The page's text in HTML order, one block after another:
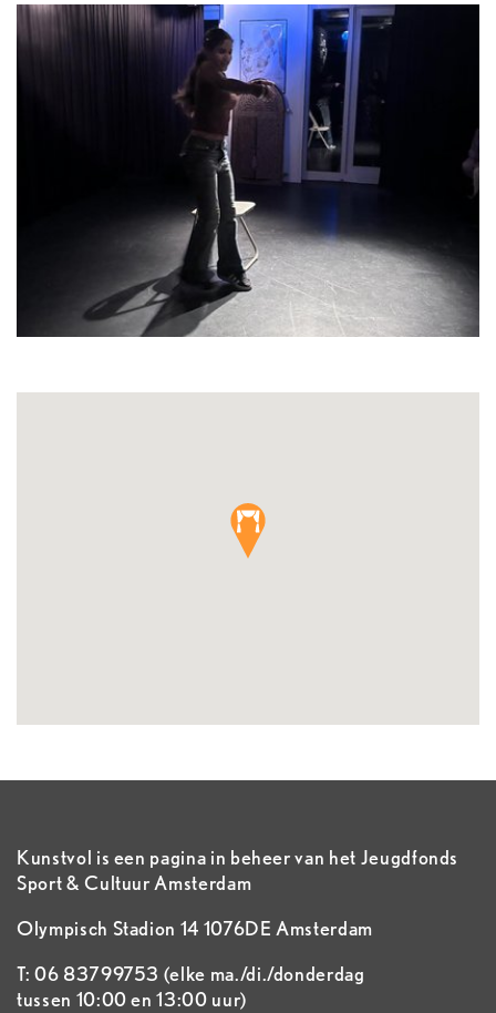
Kunstvol is een pagina in beheer van het Jeugdfonds
Sport & Cultuur Amsterdam
Olympisch Stadion 14 1076DE Amsterdam
T: 06 83799753 (elke ma./di./donderdag
tussen 10:00 en 13:00 uur)